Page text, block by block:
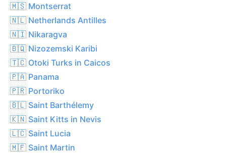
🇲🇸 Montserrat
🇳🇱 Netherlands Antilles
🇳🇮 Nikaragva
🇧🇶 Nizozemski Karibi
🇹🇨 Otoki Turks in Caicos
🇵🇦 Panama
🇵🇷 Portoriko
🇧🇱 Saint Barthélemy
🇰🇳 Saint Kitts in Nevis
🇱🇨 Saint Lucia
🇲🇫 Saint Martin